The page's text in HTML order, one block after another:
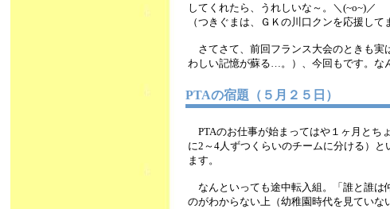
してくれたら、うれしいな～。＼(~o~)／
（つきぐまは、ＧＫの川口クンを応援し
さてさて、前回フランス大会のときも実
わしい記憶が蘇る…。）、今回もです。な
PTAの宿題（５月２５日）
PTAのお仕事が始まってはや１ヶ月とち
に2～4人ずつくらいのチームに分ける）
ます。
なんといっても途中転入組。「誰と誰は
のがわからない上（幼稚園時代を見てい